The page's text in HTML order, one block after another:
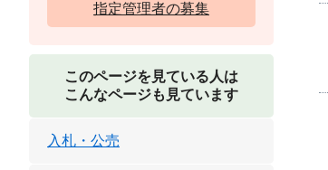
指定管理者の募集
このページを見ている人は
こんなページも見ています
入札・公売